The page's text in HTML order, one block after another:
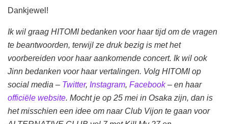
Dankjewel!
Ik wil graag HITOMI bedanken voor haar tijd om de vragen
te beantwoorden, terwijl ze druk bezig is met het
voorbereiden voor haar aankomende concert. Ik wil ook
Jinn bedanken voor haar vertalingen. Volg HITOMI op
social media – Twitter, Instagram, Facebook– en haar
officiële website. Mocht je op 25 mei in Osaka zijn, dan is
het misschien een idee om naar Club Vijon te gaan voor